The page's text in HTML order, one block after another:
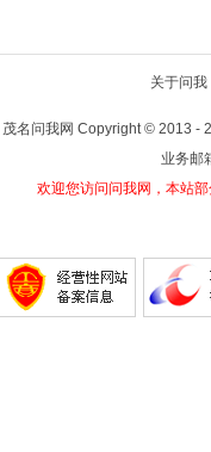
关于问我
茂名问我网 Copyright © 2013 -
业务邮
欢迎您访问问我网，本站